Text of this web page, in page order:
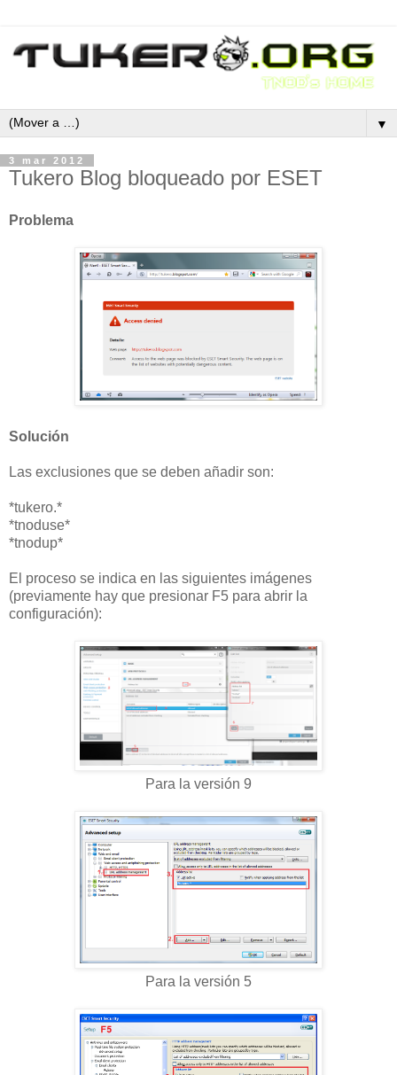
▼
3 mar 2012
Tukero Blog bloqueado por ESET
Problema
Solución
Las exclusiones que se deben añadir son:
*tukero.*
*tnoduse*
*tnodup*
El proceso se indica en las siguientes imágenes
(previamente hay que presionar F5 para abrir la
configuración):
Para la versión 9
Para la versión 5